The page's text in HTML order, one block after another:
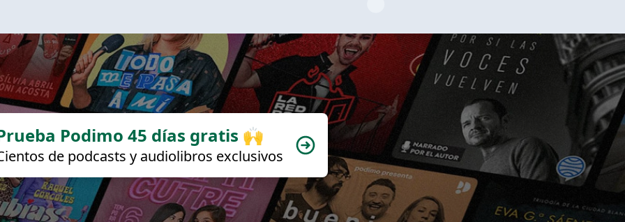
Podimo 45 días gratis 🙌
de podcasts y audiolibros exclusivos